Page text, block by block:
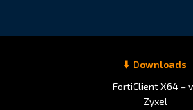
Downloads
FortiClient X64 –
Zyxel